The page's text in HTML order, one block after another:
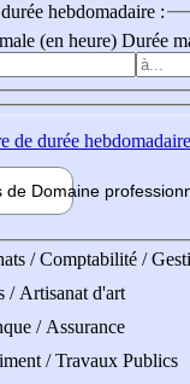
hebdomadaire :
(en heure) Durée
de durée hebdomadaire
de Domaine pro
/ Comptabilité /
/ Artisanat d'art
/ Assurance
/ Travaux Publics